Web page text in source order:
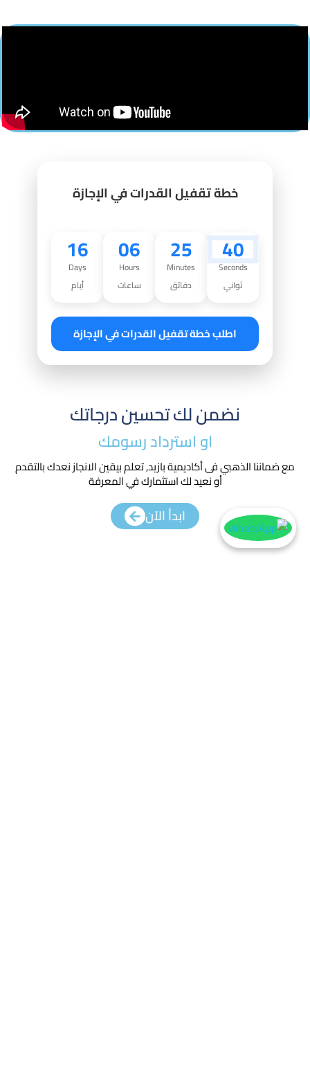
خطة تقفيل القدرات في الإجازة
16
Days
أيام
06
Hours
ساعات
25
Minutes
دقائق
39
Seconds
ثواني
اطلب خطة تقفيل القدرات في الإجازة
نضمن لك تحسين درجاتك
او استرداد رسومك​
مع ضماننا الذهبي فى أكاديمية بازيد, تعلم بيقين الانجاز نعدك بالتقدم
أو نعيد لك استثمارك في المعرفة
ابدأ الآن